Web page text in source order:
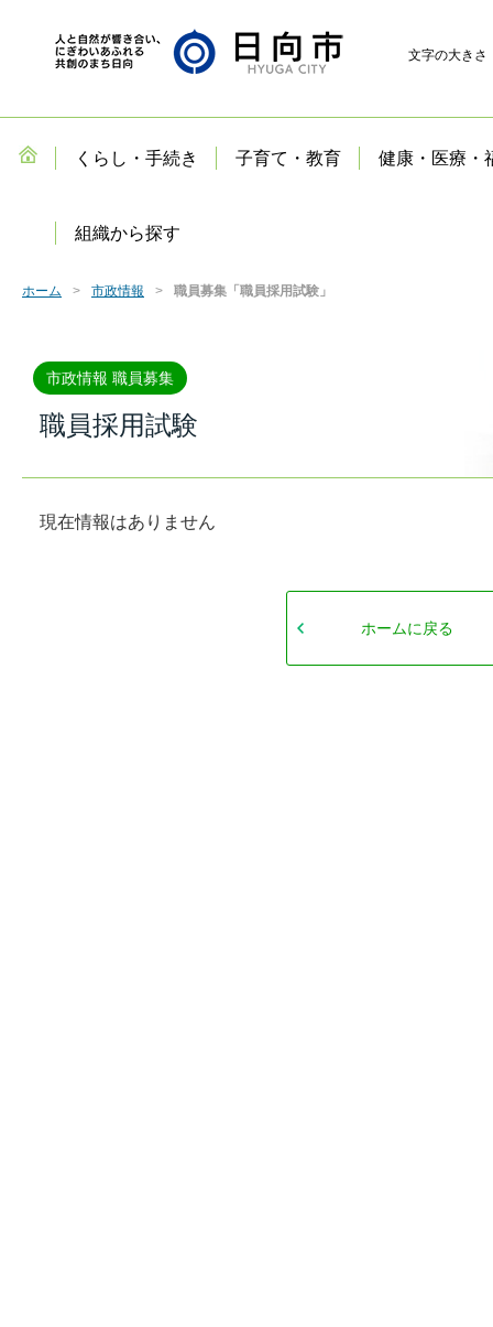
文字の大きさ
くらし・手続き 子育て・教育 健康・医療・
組織から探す
ホーム 市政情報 職員募集「職員採用試験」
市政情報 職員募集
職員採用試験
現在情報はありません
ホームに戻る